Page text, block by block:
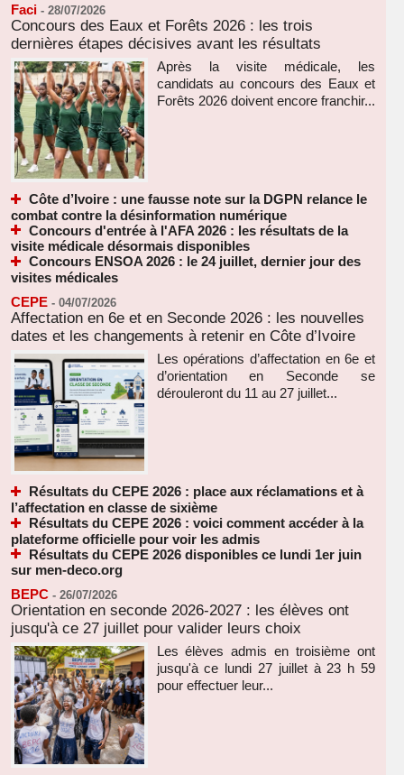
Faci - 28/07/2026
Concours des Eaux et Forêts 2026 : les trois
dernières étapes décisives avant les résultats
Après la visite médicale, les
candidats au concours des Eaux et
Forêts 2026 doivent encore franchir...
Côte d’Ivoire : une fausse note sur la DGPN relance le
combat contre la désinformation numérique
Concours d'entrée à l'AFA 2026 : les résultats de la
visite médicale désormais disponibles
Concours ENSOA 2026 : le 24 juillet, dernier jour des
visites médicales
CEPE - 04/07/2026
Affectation en 6e et en Seconde 2026 : les nouvelles
dates et les changements à retenir en Côte d’Ivoire
Les opérations d’affectation en 6e et
d’orientation en Seconde se
dérouleront du 11 au 27 juillet...
Résultats du CEPE 2026 : place aux réclamations et à
l’affectation en classe de sixième
Résultats du CEPE 2026 : voici comment accéder à la
plateforme officielle pour voir les admis
Résultats du CEPE 2026 disponibles ce lundi 1er juin
sur men-deco.org
BEPC - 26/07/2026
Orientation en seconde 2026-2027 : les élèves ont
jusqu'à ce 27 juillet pour valider leurs choix
Les élèves admis en troisième ont
jusqu'à ce lundi 27 juillet à 23 h 59
pour effectuer leur...